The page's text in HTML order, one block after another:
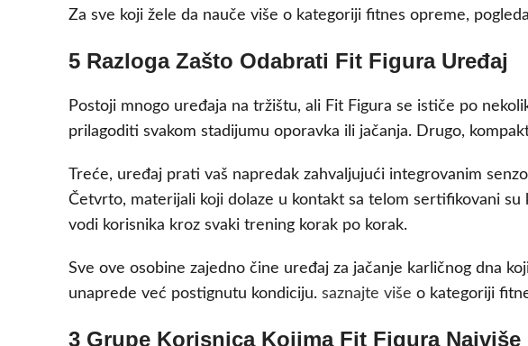
Za sve koji žele da nauče više o kategoriji fitnes opreme,
5 Razloga Zašto Odabrati Fit Figura Uređaj
Postoji mnogo uređaja na tržištu, ali Fit Figura se ističe po
prilagoditi svakom stadijumu oporavka ili jačanja. Drugo,
Treće, uređaj prati vaš napredak zahvaljujući integrovanim
Četvrto, materijali koji dolaze u kontakt sa telom sertifikovani
vodi korisnika kroz svaki trening korak po korak.
Sve ove osobine zajedno čine uređaj za jačanje karličnog dna
unaprede već postignutu kondiciju. saznajte više o kategoriji
3 Grupe Korisnica Kojima Fit Figura Najviše